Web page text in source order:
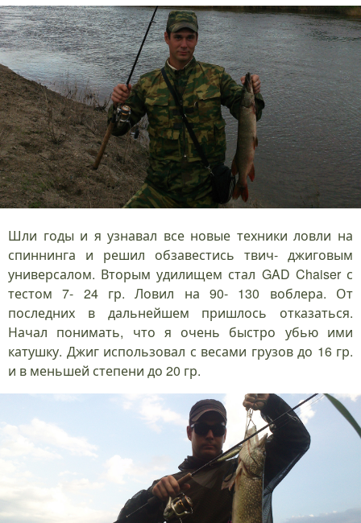
Шли годы и я узнавал все новые техники ловли на
спиннинга и решил обзавестись твич- джиговым
универсалом. Вторым удилищем стал GAD Chaiser с
тестом 7- 24 гр. Ловил на 90- 130 воблера. От
последних в дальнейшем пришлось отказаться.
Начал понимать, что я очень быстро убью ими
катушку. Джиг использовал с весами грузов до 16 гр.
и в меньшей степени до 20 гр.